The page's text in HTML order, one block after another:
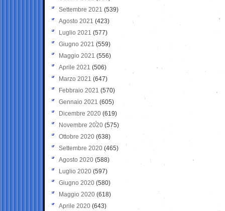
Settembre 2021 (539)
Agosto 2021 (423)
Luglio 2021 (577)
Giugno 2021(559)
Maggio 2021 (556)
Aprile 2021 (506)
Marzo 2021 (647)
Febbraio 2021 (570)
Gennaio 2021 (605)
Dicembre 2020 (619)
Novembre 2020 (575)
Ottobre 2020 (638)
Settembre 2020(465)
Agosto 2020 (588)
Luglio 2020 (597)
Giugno 2020 (580)
Maggio 2020 (618)
Aprile 2020 (643)